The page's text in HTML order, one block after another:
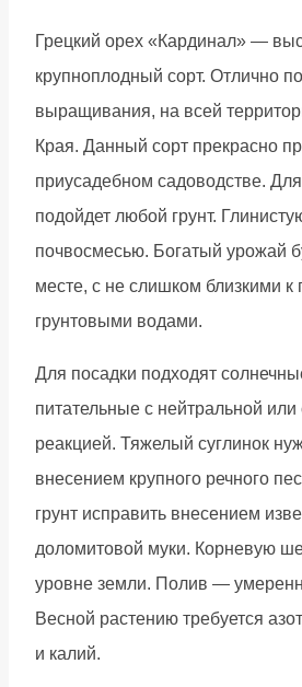
Грецкий орех «Кардинал» —
крупноплодный сорт. Отлично
выращивания, на всей
Края. Данный сорт прекрасно
приусадебном садоводстве. Для
подойдет любой грунт.
почвосмесью. Богатый урожай
месте, с не слишком близкими к
грунтовыми водами.
Для посадки подходят
питательные с нейтральной
реакцией. Тяжелый суглинок
внесением крупного речного
грунт исправить внесением
доломитовой муки. Корневую
уровне земли. Полив —
Весной растению требуется
и калий.